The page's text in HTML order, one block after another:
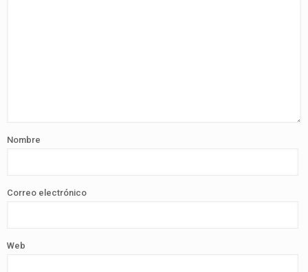
Nombre
Correo electrónico
Web